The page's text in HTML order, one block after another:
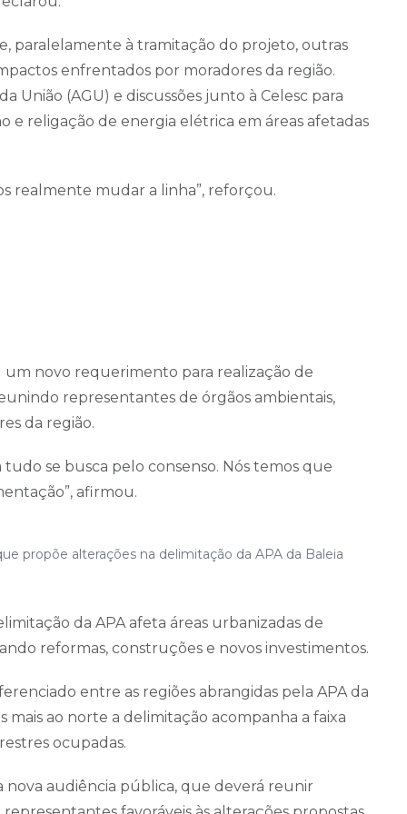
paralelamente à tramitação do projeto, outras
enfrentados por moradores da região.
União (AGU) e discussões junto à Celesc para
e religação de energia elétrica em áreas afetadas
realmente mudar a linha”, reforçou.
novo requerimento para realização de
representantes de órgãos ambientais,
da região.
se busca pelo consenso. Nós temos que
afirmou.
propõe alterações na delimitação da APA da Baleia
da APA afeta áreas urbanizadas de
reformas, construções e novos investimentos.
entre as regiões abrangidas pela APA da
ao norte a delimitação acompanha a faixa
ocupadas.
nova audiência pública, que deverá reunir